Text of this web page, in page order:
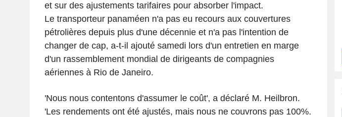
et sur des ajustements tarifaires pour absorber l'impact.
Le transporteur panaméen n'a pas eu recours aux couvertures
pétrolières depuis plus d'une décennie et n'a pas l'intention de
changer de cap, a-t-il ajouté samedi lors d'un entretien en marge
d'un rassemblement mondial de dirigeants de compagnies
aériennes à Rio de Janeiro.
'Nous nous contentons d'assumer le coût', a déclaré M. Heilbron.
'Les rendements ont été ajustés, mais nous ne couvrons pas 100%.